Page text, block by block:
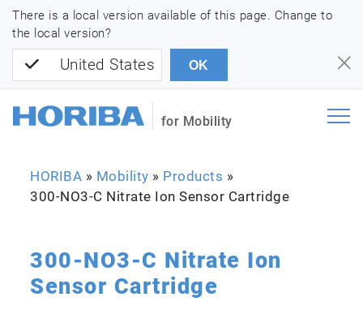
There is a local version available of this page. Change to
the local version?
United States OK
for Mobility
HORIBA » Mobility » Products »
300-NO3-C Nitrate Ion Sensor Cartridge
300-NO3-C Nitrate Ion
Sensor Cartridge